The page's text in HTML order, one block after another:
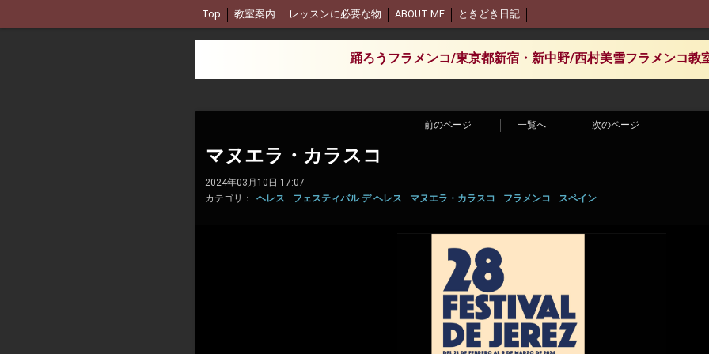
Top 教室案内 レッスンに必要な物 ABOUT ME ときどき日記
踊ろうフラメンコ/東京都新宿・新中野/西村美雪フラメンコ教
前のページ 一覧へ 次のページ
マヌエラ・カラスコ
2024年03月10日 17:07
カテゴリ：
ヘレス フェスティバル デ ヘレス マヌエラ・カラスコ フラメンコ スペイン